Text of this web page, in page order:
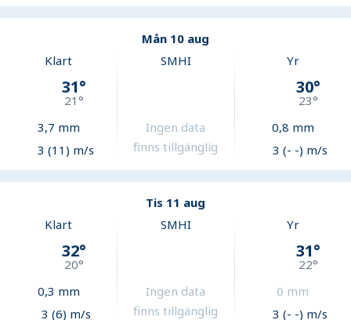
Mån 10 aug
Klart
31°
21°
3,7 mm
3 (11) m/s
SMHI
Ingen data
finns tillgänglig
Yr
30°
23°
0,8 mm
3 (- -) m/s
Tis 11 aug
Klart
32°
20°
0,3 mm
3 (6) m/s
SMHI
Ingen data
finns tillgänglig
Yr
31°
22°
0 mm
3 (- -) m/s